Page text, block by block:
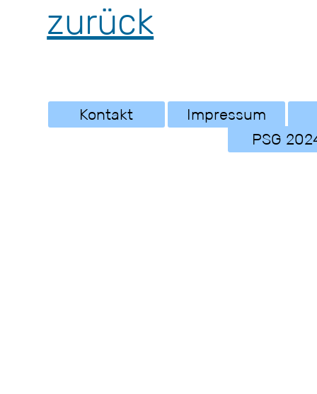
zurück
Kontakt
Impressum
PSG